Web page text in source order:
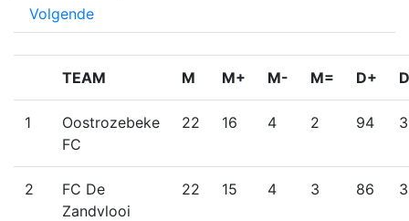
Volgende
TEAM M M+ M- M= D+
1
Oostrozebeke
FC
22 16 4 2 94
2
FC De
Zandvlooi
22 15 4 3 86